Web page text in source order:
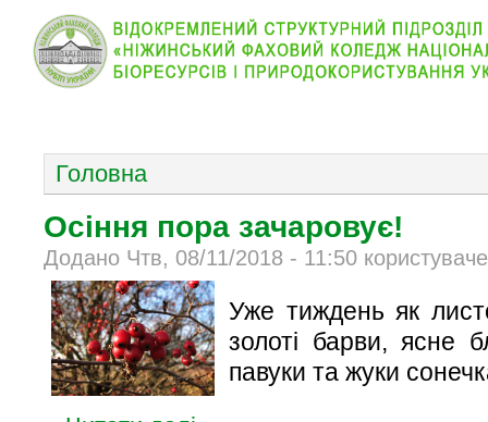
Головна
Осіння пора зачаровує!
Додано Чтв, 08/11/2018 - 11:50
Уже тиждень як
золоті барви, ясне
павуки та жуки